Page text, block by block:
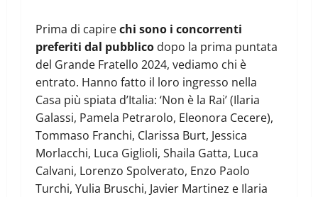
Prima di capirechi sono i concorrenti
preferiti dal pubblico dopo la prima puntata
del Grande Fratello 2024, vediamo chi è
entrato. Hanno fatto il loro ingresso nella
Casa più spiata d’Italia: ‘Non è la Rai’ (Ilaria
Galassi, Pamela Petrarolo, Eleonora Cecere),
Tommaso Franchi, Clarissa Burt, Jessica
Morlacchi, Luca Giglioli, Shaila Gatta, Luca
Calvani, Lorenzo Spolverato, Enzo Paolo
Turchi, Yulia Bruschi, Javier Martinez e Ilaria